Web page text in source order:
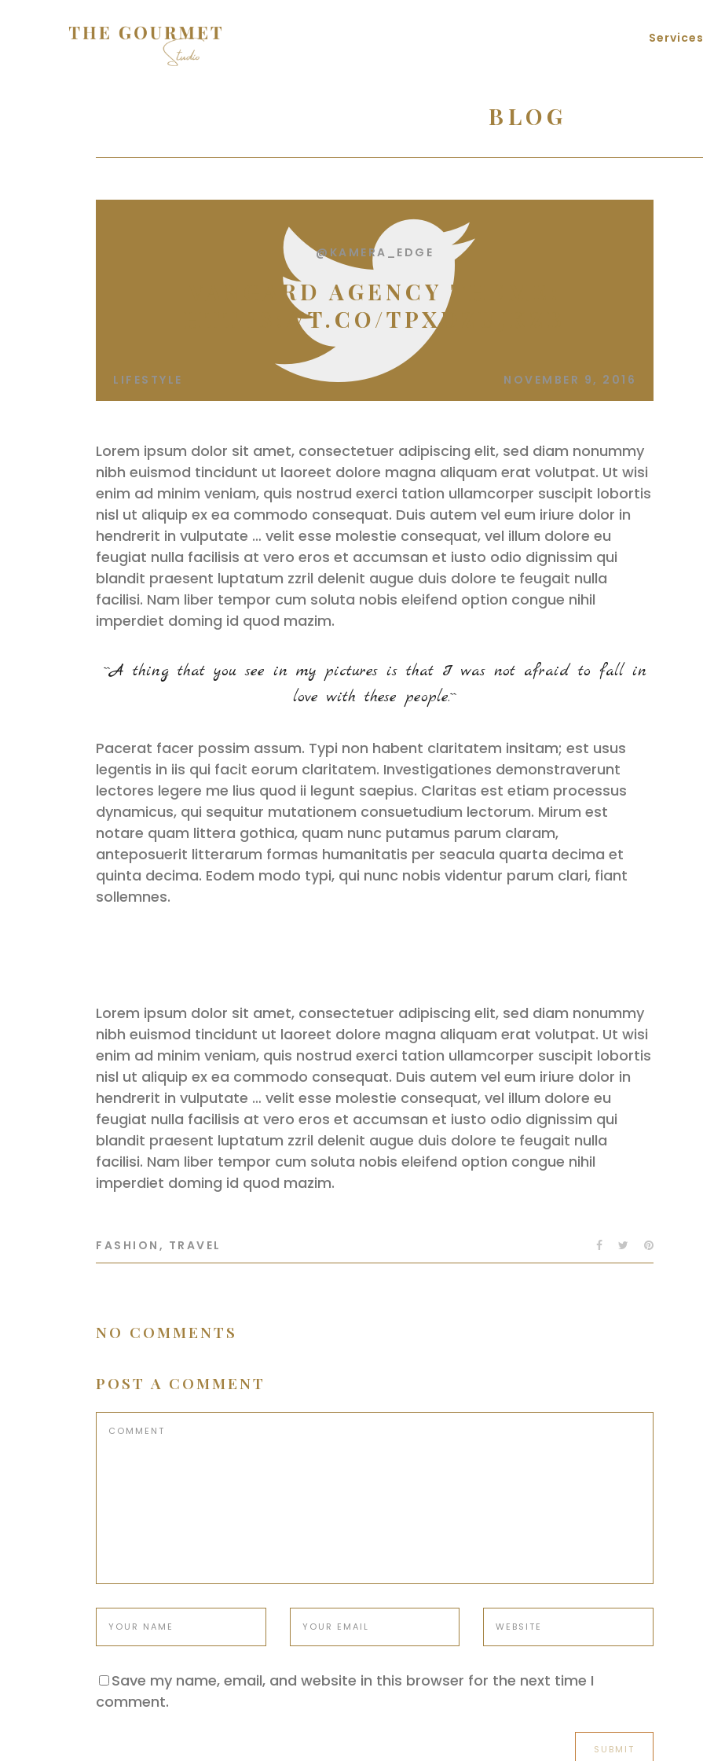
Services
BLOG
@KAMERA_EDGE
VANGARD AGENCY THEME:
HTTPS://T.CO/TPXDZUJKZB
LIFESTYLE NOVEMBER 9, 2016
Lorem ipsum dolor sit amet, consectetuer adipiscing elit, sed diam nonummy
nibh euismod tincidunt ut laoreet dolore magna aliquam erat volutpat. Ut wisi
enim ad minim veniam, quis nostrud exerci tation ullamcorper suscipit lobortis
nisl ut aliquip ex ea commodo consequat. Duis autem vel eum iriure dolor in
hendrerit in vulputate … velit esse molestie consequat, vel illum dolore eu
feugiat nulla facilisis at vero eros et accumsan et iusto odio dignissim qui
blandit praesent luptatum zzril delenit augue duis dolore te feugait nulla
facilisi. Nam liber tempor cum soluta nobis eleifend option congue nihil
imperdiet doming id quod mazim.
``A thing that you see in my pictures is that I was not afraid to fall in
love with these people.``
Pacerat facer possim assum. Typi non habent claritatem insitam; est usus
legentis in iis qui facit eorum claritatem. Investigationes demonstraverunt
lectores legere me lius quod ii legunt saepius. Claritas est etiam processus
dynamicus, qui sequitur mutationem consuetudium lectorum. Mirum est
notare quam littera gothica, quam nunc putamus parum claram,
anteposuerit litterarum formas humanitatis per seacula quarta decima et
quinta decima. Eodem modo typi, qui nunc nobis videntur parum clari, fiant
sollemnes.
Lorem ipsum dolor sit amet, consectetuer adipiscing elit, sed diam nonummy
nibh euismod tincidunt ut laoreet dolore magna aliquam erat volutpat. Ut wisi
enim ad minim veniam, quis nostrud exerci tation ullamcorper suscipit lobortis
nisl ut aliquip ex ea commodo consequat. Duis autem vel eum iriure dolor in
hendrerit in vulputate … velit esse molestie consequat, vel illum dolore eu
feugiat nulla facilisis at vero eros et accumsan et iusto odio dignissim qui
blandit praesent luptatum zzril delenit augue duis dolore te feugait nulla
facilisi. Nam liber tempor cum soluta nobis eleifend option congue nihil
imperdiet doming id quod mazim.
FASHION , TRAVEL
NO COMMENTS
POST A COMMENT
Save my name, email, and website in this browser for the next time I
comment.